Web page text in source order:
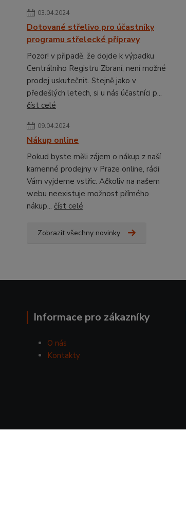
03.04.2024
Dotované střelivo pro účastníky
programu střelecké přípravy
Pozor! v připadě, že dojde k výpadku
Centrálního Registru Zbraní, není možné
prodej uskutečnit. Stejně jako v
předešlých letech, si u nás účastníci p...
číst celé
09.04.2024
Nákup online
Pokud byste měli zájem o nákup z naší
kamenné prodejny v Praze online, rádi
Vám vyjdeme vstříc. Ačkoliv na našem
webu neexistuje možnost přímého
nákup... číst celé
Zobrazit všechny novinky
Informace pro zákazníky
O nás
Kontakty